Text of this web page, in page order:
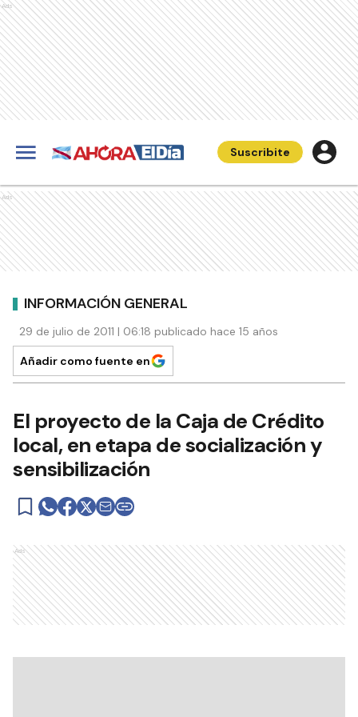
Ads
Suscribite
Ads
INFORMACIÓN GENERAL
29 de julio de 2011 | 06:18 publicado hace 15 años
Añadir como fuente en
El proyecto de la Caja de Crédito
local, en etapa de socialización y
sensibilización
Ads